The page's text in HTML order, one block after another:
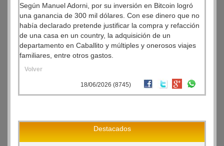
Según Manuel Adorni, por su inversión en Bitcoin logró
una ganancia de 300 mil dólares. Con ese dinero que no
había declarado pretende justificar la compra y refacción
de una casa en un country, la adquisición de un
departamento en Caballito y múltiples y onerosos viajes
familiares, entre otros gastos.
Volver
18/06/2026 (8745)
Destacados